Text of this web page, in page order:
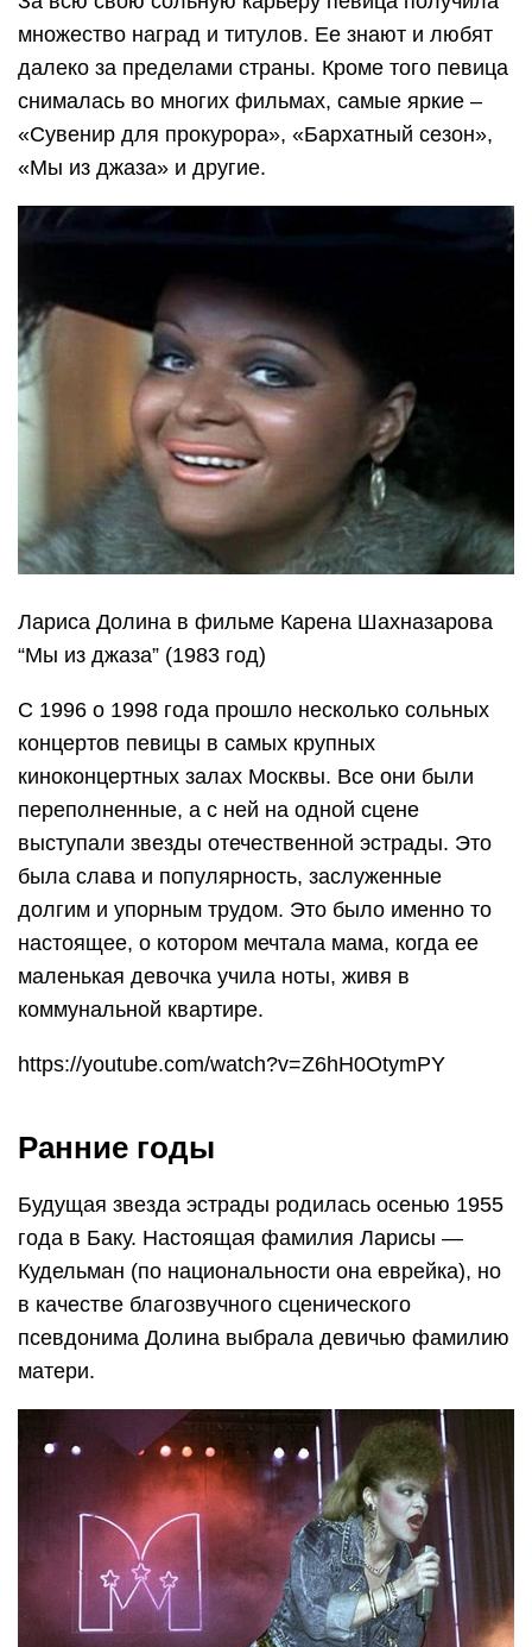
множество наград и титулов. Ее знают и любят
далеко за пределами страны. Кроме того певица
снималась во многих фильмах, самые яркие –
«Сувенир для прокурора», «Бархатный сезон»,
«Мы из джаза» и другие.
Лариса Долина в фильме Карена Шахназарова
“Мы из джаза” (1983 год)
С 1996 о 1998 года прошло несколько сольных
концертов певицы в самых крупных
киноконцертных залах Москвы. Все они были
переполненные, а с ней на одной сцене
выступали звезды отечественной эстрады. Это
была слава и популярность, заслуженные
долгим и упорным трудом. Это было именно то
настоящее, о котором мечтала мама, когда ее
маленькая девочка учила ноты, живя в
коммунальной квартире.
https://youtube.com/watch?v=Z6hH0OtymPY
Ранние годы
Будущая звезда эстрады родилась осенью 1955
года в Баку. Настоящая фамилия Ларисы —
Кудельман (по национальности она еврейка), но
в качестве благозвучного сценического
псевдонима Долина выбрала девичью фамилию
матери.